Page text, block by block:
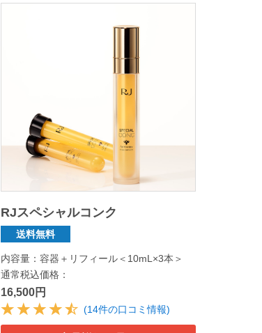
RJスペシャルコンク
送料無料
内容量：容器＋リフィール＜10mL×3本＞
通常税込価格：
16,500円
(14件の口コミ情報)